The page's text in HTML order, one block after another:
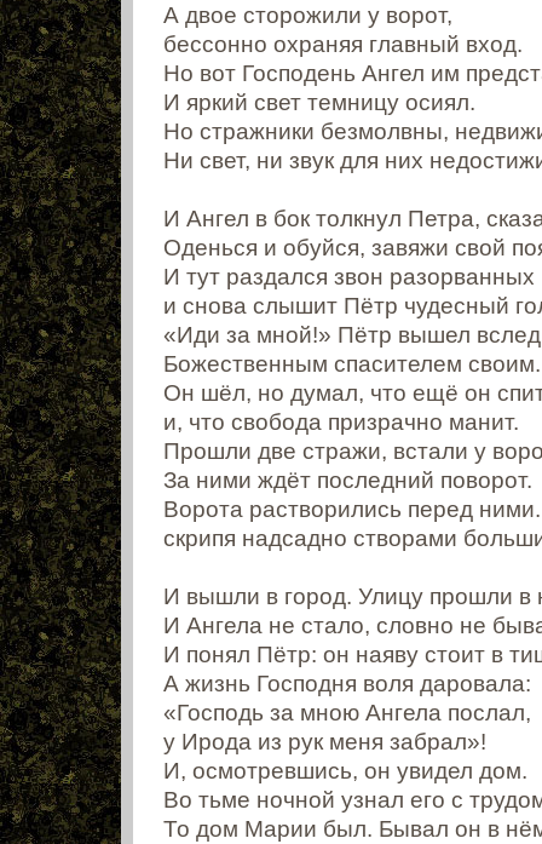
А двое сторожили у ворот,
бессонно охраняя главный вход.
Но вот Господень Ангел им
И яркий свет темницу осиял.
Но стражники безмолвны,
Ни свет, ни звук для них
И Ангел в бок толкнул Петра,
Оденься и обуйся, завяжи свой
И тут раздался звон разорванных
и снова слышит Пётр чудесный
«Иди за мной!» Пётр вышел
Божественным спасителем своим.
Он шёл, но думал, что ещё он
и, что свобода призрачно манит.
Прошли две стражи, встали у
За ними ждёт последний поворот.
Ворота растворились перед ними.
скрипя надсадно створами
И вышли в город. Улицу прошли в
И Ангела не стало, словно не
И понял Пётр: он наяву стоит в
А жизнь Господня воля даровала:
«Господь за мною Ангела послал,
у Ирода из рук меня забрал»!
И, осмотревшись, он увидел дом.
Во тьме ночной узнал его с
То дом Марии был. Бывал он в